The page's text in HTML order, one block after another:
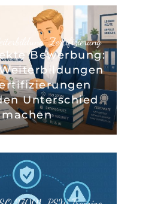
,Zertifizierung
Bewerbung:
Unterschied
machen